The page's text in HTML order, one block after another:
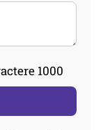
1000